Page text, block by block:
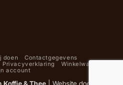
doen
Contactgegevens
Privacyverklaring
Winkelwagen
account